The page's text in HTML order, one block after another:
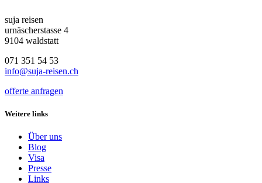
suja reisen
urnäscherstasse 4
9104 waldstatt
071 351 54 53
info@suja-reisen.ch
offerte anfragen
Weitere links
Über uns
Blog
Visa
Presse
Links